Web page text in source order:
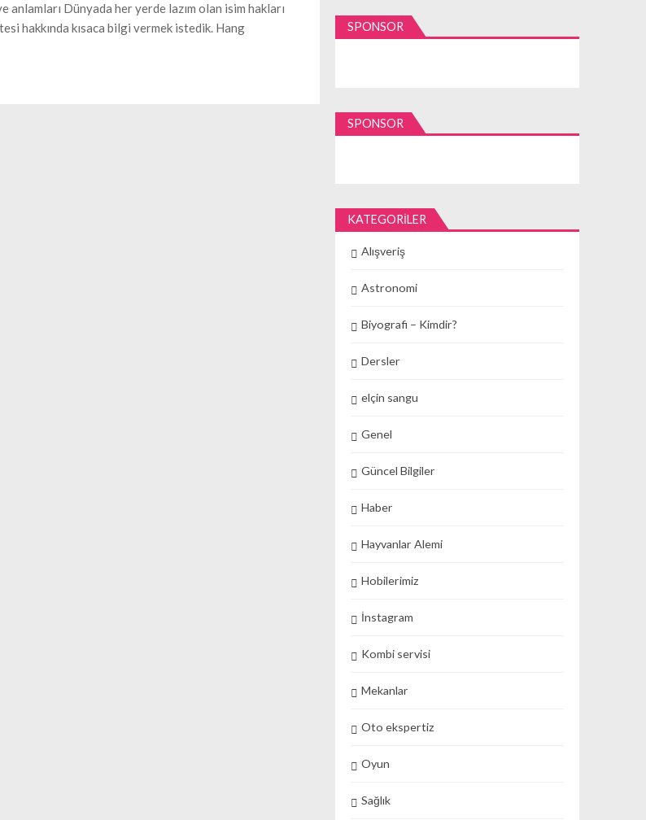
anlamları Dünyada her yerde lazım olan isim hakları
hakkında kısaca bilgi vermek istedik. Hang
SPONSOR
SPONSOR
KATEGORILER
Alışveriş
Astronomi
Biyografi – Kimdir?
Dersler
elçin sangu
Genel
Güncel Bilgiler
Haber
Hayvanlar Alemi
Hobilerimiz
İnstagram
Kombi servisi
Mekanlar
Oto ekspertiz
Oyun
Sağlık